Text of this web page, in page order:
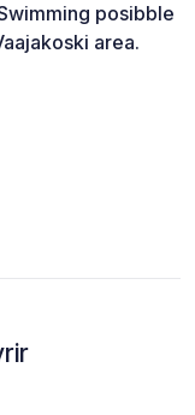
posibble
area.